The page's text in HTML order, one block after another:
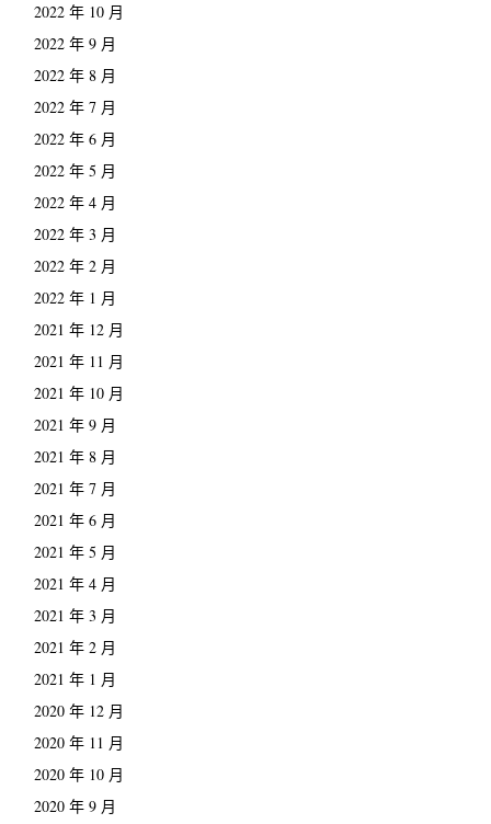
2022 年 10 月
2022 年 9 月
2022 年 8 月
2022 年 7 月
2022 年 6 月
2022 年 5 月
2022 年 4 月
2022 年 3 月
2022 年 2 月
2022 年 1 月
2021 年 12 月
2021 年 11 月
2021 年 10 月
2021 年 9 月
2021 年 8 月
2021 年 7 月
2021 年 6 月
2021 年 5 月
2021 年 4 月
2021 年 3 月
2021 年 2 月
2021 年 1 月
2020 年 12 月
2020 年 11 月
2020 年 10 月
2020 年 9 月